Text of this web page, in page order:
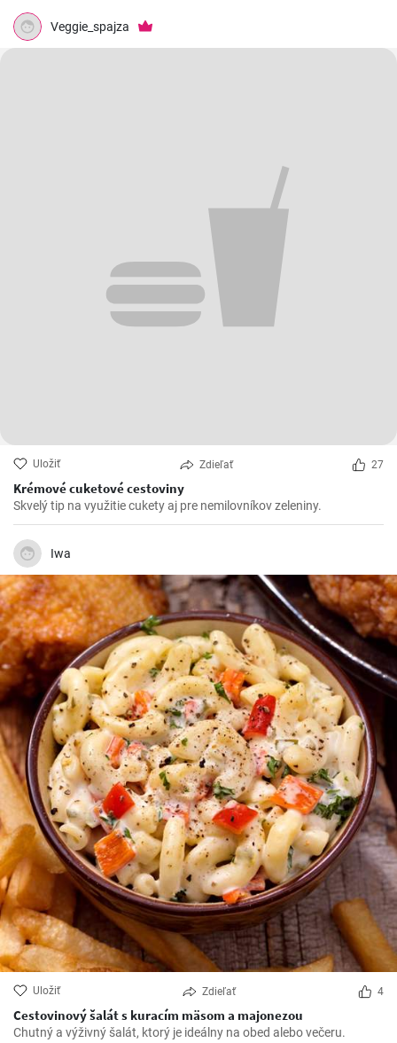
Veggie_spajza
Uložiť Zdieľať 27
Krémové cuketové cestoviny
Skvelý tip na využitie cukety aj pre nemilovníkov zeleniny.
Iwa
Uložiť Zdieľať 4
Cestovinový šalát s kuracím mäsom a majonezou
Chutný a výživný šalát, ktorý je ideálny na obed alebo večeru.